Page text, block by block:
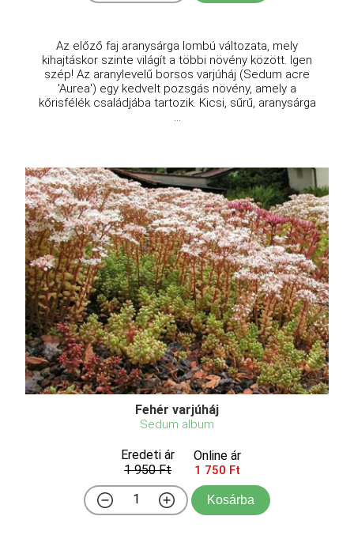
Az előző faj aranysárga lombú változata, mely
kihajtáskor szinte világít a többi növény között. Igen
szép! Az aranylevelű borsos varjúháj (Sedum acre
'Aurea') egy kedvelt pozsgás növény, amely a
kőrisfélék családjába tartozik. Kicsi, sűrű, aranysárga
...
Fehér varjúháj
Sedum album
Eredeti ár
1 950 Ft
Online ár
1 750 Ft
Kosárba